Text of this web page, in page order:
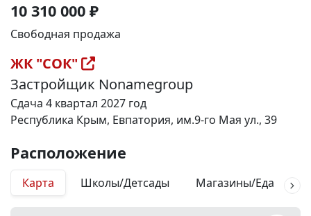
10 310 000 ₽
Свободная продажа
ЖК "СОК"
Застройщик Nonamegroup
Сдача 4 квартал 2027 год
Республика Крым, Евпатория, им.9-го Мая ул., 39
Расположение
Карта Школы/Детсады Магазины/Еда